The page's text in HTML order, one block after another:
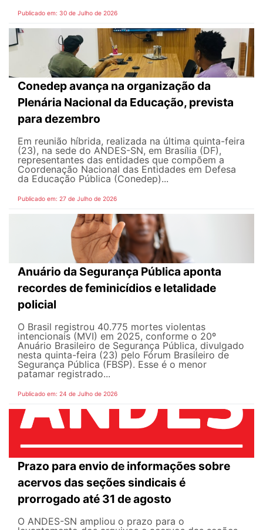
Publicado em: 30 de Julho de 2026
Conedep avança na organização da
Plenária Nacional da Educação, prevista
para dezembro
Em reunião híbrida, realizada na última quinta-feira
(23), na sede do ANDES-SN, em Brasília (DF),
representantes das entidades que compõem a
Coordenação Nacional das Entidades em Defesa
da Educação Pública (Conedep)...
Publicado em: 27 de Julho de 2026
Anuário da Segurança Pública aponta
recordes de feminicídios e letalidade
policial
O Brasil registrou 40.775 mortes violentas
intencionais (MVI) em 2025, conforme o 20º
Anuário Brasileiro de Segurança Pública, divulgado
nesta quinta-feira (23) pelo Fórum Brasileiro de
Segurança Pública (FBSP). Esse é o menor
patamar registrado...
Publicado em: 24 de Julho de 2026
Prazo para envio de informações sobre
acervos das seções sindicais é
prorrogado até 31 de agosto
O ANDES-SN ampliou o prazo para o